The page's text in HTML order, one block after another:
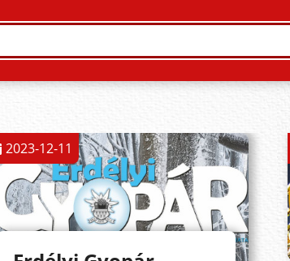
2023-12-11